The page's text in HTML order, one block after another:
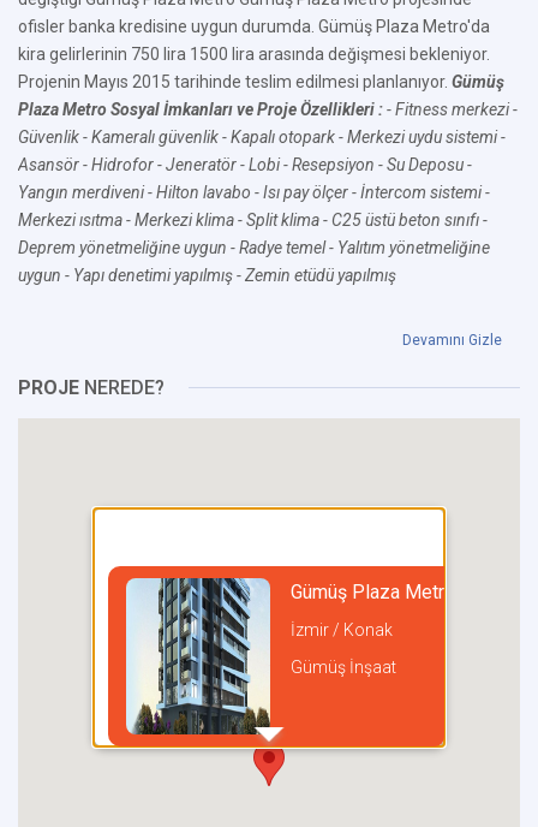
ofisler banka kredisine uygun durumda. Gümüş Plaza Metro'da
kira gelirlerinin 750 lira 1500 lira arasında değişmesi bekleniyor.
Projenin Mayıs 2015 tarihinde teslim edilmesi planlanıyor. Gümüş
Plaza Metro Sosyal İmkanları ve Proje Özellikleri :- Fitness merkezi-
Güvenlik- Kameralı güvenlik- Kapalı otopark- Merkezi uydu sistemi-
Asansör- Hidrofor- Jeneratör- Lobi- Resepsiyon - Su Deposu-
Yangın merdiveni- Hilton lavabo - Isı pay ölçer- İntercom sistemi-
Merkezi ısıtma- Merkezi klima- Split klima- C25 üstü beton sınıfı-
Deprem yönetmeliğine uygun - Radye temel- Yalıtım yönetmeliğine
uygun - Yapı denetimi yapılmış- Zemin etüdü yapılmış
Devamını Gizle
PROJE NEREDE?
Gümüş Plaza Metro
İzmir / Konak
Gümüş İnşaat